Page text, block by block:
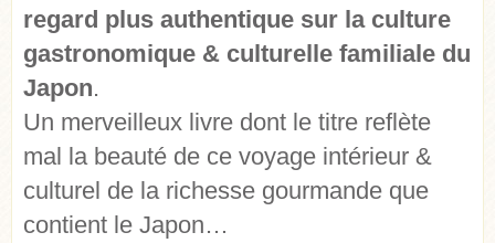
regard plus authentique sur la culture
gastronomique & culturelle familiale du
Japon.
Un merveilleux livre dont le titre reflète
mal la beauté de ce voyage intérieur &
culturel de la richesse gourmande que
contient le Japon…